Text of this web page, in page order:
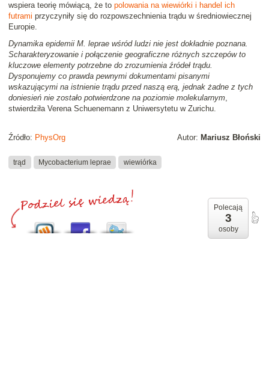
wspiera teorię mówiącą, że to polowania na wiewiórki i handel ich
futrami przyczyniły się do rozpowszechnienia trądu w średniowiecznej
Europie.
Dynamika epidemii M. leprae wśród ludzi nie jest dokładnie poznana.
Scharakteryzowanie i połączenie geograficzne różnych szczepów to
kluczowe elementy potrzebne do zrozumienia źródeł trądu.
Dysponujemy co prawda pewnymi dokumentami pisanymi
wskazującymi na istnienie trądu przed naszą erą, jednak żadne z tych
doniesień nie zostało potwierdzone na poziomie molekularnym,
stwierdziła Verena Schuenemann z Uniwersytetu w Zurichu.
Autor: Mariusz Błoński
Źródło: PhysOrg
trąd Mycobacterium leprae wiewiórka
Polecają
3
osoby